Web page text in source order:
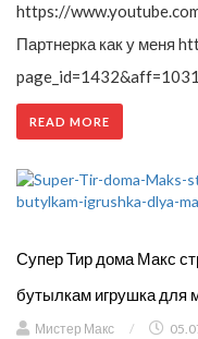
https://
Партнерка как у меня
page_id=1432&aff=1031
READ MORE
Супер Тир дома Макс
бутылкам игрушка для
Мистер Макс /